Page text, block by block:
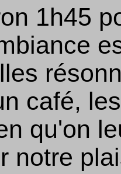
1h45
café,
qu'on
notre